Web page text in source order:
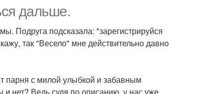
дальше.
Подруга подсказала: "зарегистрируйся
так "Весело" мне действительно давно
парня с милой улыбкой и забавным